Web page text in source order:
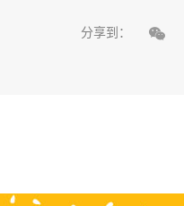
分享到： 